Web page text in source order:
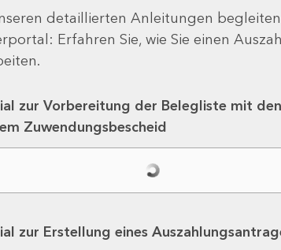
detaillierten Anleitungen
Erfahren Sie, wie Sie einen
zur Vorbereitung der Belegliste mit
Zuwendungsbescheid
zur Erstellung eines